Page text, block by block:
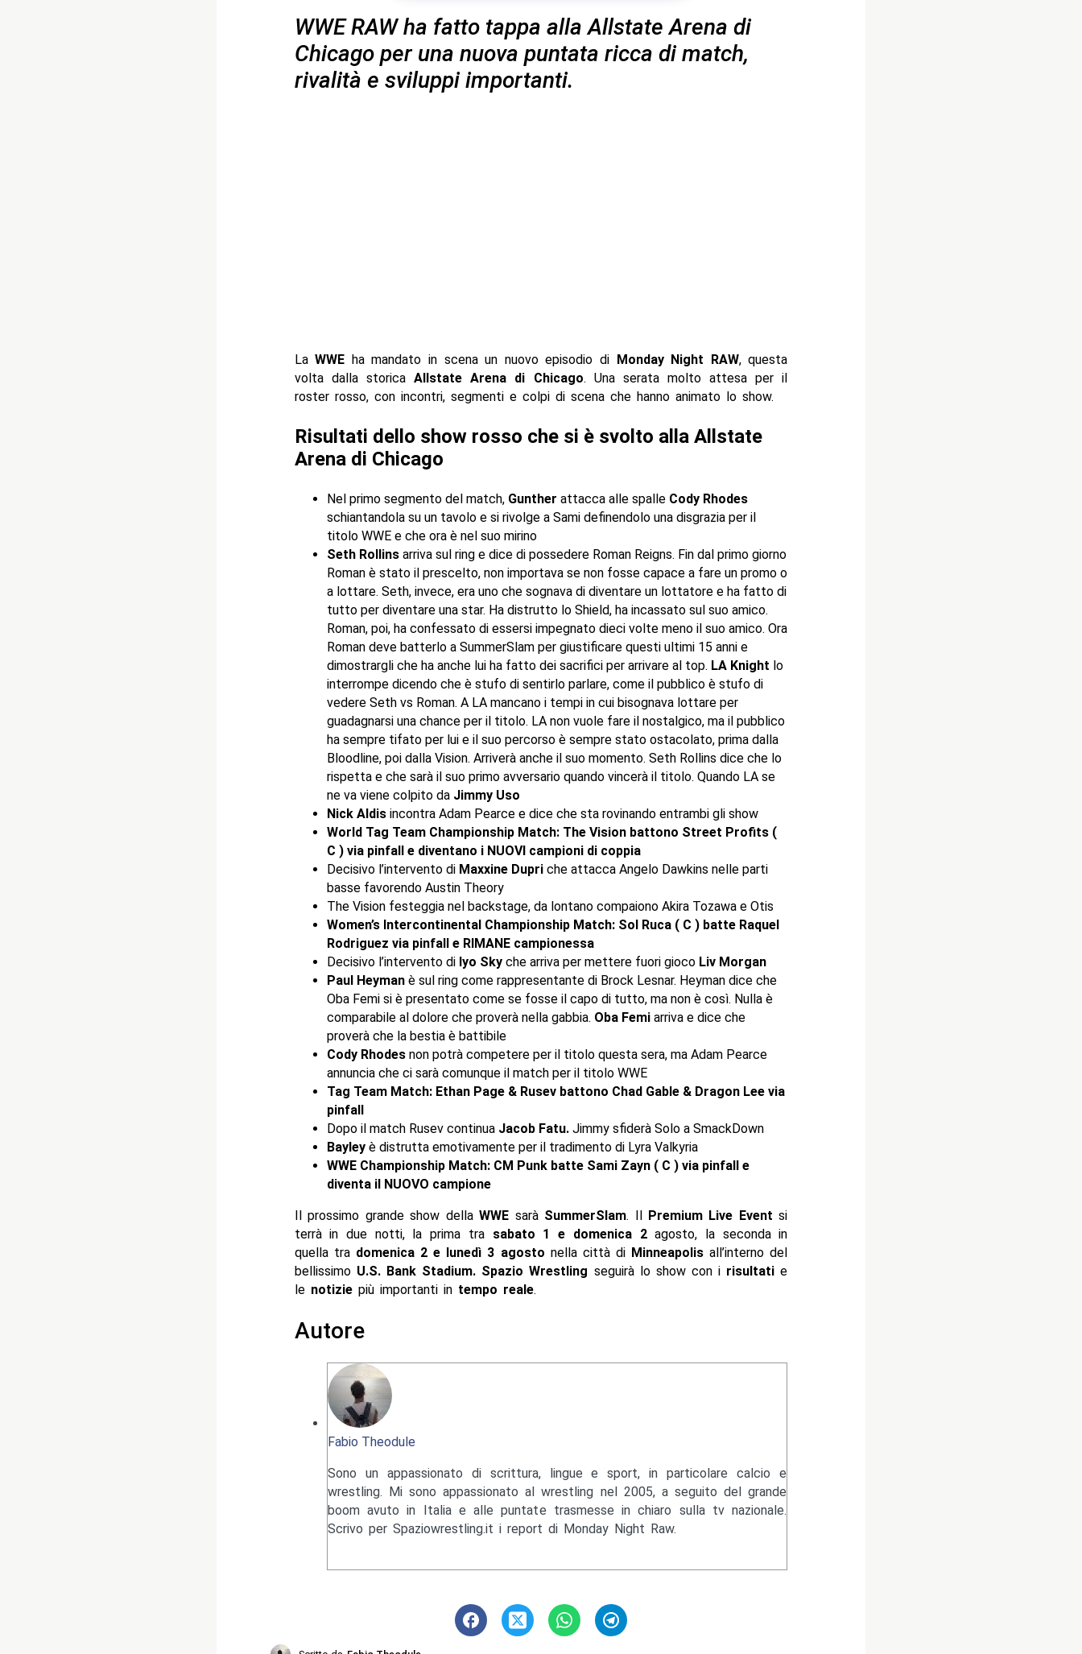
WWE RAW ha fatto tappa alla Allstate Arena di
Chicago per una nuova puntata ricca di match,
rivalità e sviluppi importanti.
LaWWE ha mandato in scena un nuovo episodio di Monday Night RAW, questa
volta dalla storicaAllstate Arena di Chicago. Una serata molto attesa per il
roster rosso, con incontri, segmenti e colpi di scena che hanno animato lo show.
Risultati dello show rosso che si è svolto alla Allstate
Arena di Chicago
Nel primo segmento del match, Gunther attacca alle spalle Cody Rhodes
schiantandola su un tavolo e si rivolge a Sami definendolo una disgrazia per il
titolo WWE e che ora è nel suo mirino
Seth Rollinsarriva sul ring e dice di possedere Roman Reigns. Fin dal primo giorno
Roman è stato il prescelto, non importava se non fosse capace a fare un promo o
a lottare. Seth, invece, era uno che sognava di diventare un lottatore e ha fatto di
tutto per diventare una star. Ha distrutto lo Shield, ha incassato sul suo amico.
Roman, poi, ha confessato di essersi impegnato dieci volte meno il suo amico. Ora
Roman deve batterlo a SummerSlam per giustificare questi ultimi 15 anni e
dimostrargli che ha anche lui ha fatto dei sacrifici per arrivare al top. LA Knight lo
interrompe dicendo che è stufo di sentirlo parlare, come il pubblico è stufo di
vedere Seth vs Roman. A LA mancano i tempi in cui bisognava lottare per
guadagnarsi una chance per il titolo. LA non vuole fare il nostalgico, ma il pubblico
ha sempre tifato per lui e il suo percorso è sempre stato ostacolato, prima dalla
Bloodline, poi dalla Vision. Arriverà anche il suo momento. Seth Rollins dice che lo
rispetta e che sarà il suo primo avversario quando vincerà il titolo. Quando LA se
ne va viene colpito da Jimmy Uso
Nick Aldisincontra Adam Pearce e dice che sta rovinando entrambi gli show
World Tag Team Championship Match: The Vision battono Street Profits (
C ) via pinfall e diventano i NUOVI campioni di coppia
Decisivo l’intervento di Maxxine Dupriche attacca Angelo Dawkins nelle parti
basse favorendo Austin Theory
The Vision festeggia nel backstage, da lontano compaiono Akira Tozawa e Otis
Women’s Intercontinental Championship Match: Sol Ruca ( C ) batte Raquel
Rodriguez via pinfall e RIMANE campionessa
Decisivo l’intervento di Iyo Skyche arriva per mettere fuori gioco Liv Morgan
Paul Heymanè sul ring come rappresentante di Brock Lesnar. Heyman dice che
Oba Femi si è presentato come se fosse il capo di tutto, ma non è così. Nulla è
comparabile al dolore che proverà nella gabbia. Oba Femiarriva e dice che
proverà che la bestia è battibile
Cody Rhodesnon potrà competere per il titolo questa sera, ma Adam Pearce
annuncia che ci sarà comunque il match per il titolo WWE
Tag Team Match: Ethan Page & Rusev battono Chad Gable & Dragon Lee via
pinfall
Dopo il match Rusev continua Jacob Fatu.Jimmy sfiderà Solo a SmackDown
Bayleyè distrutta emotivamente per il tradimento di Lyra Valkyria
WWE Championship Match: CM Punk batte Sami Zayn ( C ) via pinfall e
diventa il NUOVO campione
Il prossimo grande show dellaWWE saràSummerSlam. Il Premium Live Eventsi
terrà in due notti, la prima trasabato 1 e domenica 2agosto, la seconda in
quella tra domenica 2 e lunedì 3 agosto nella città di Minneapolisall’interno del
bellissimoU.S. Bank Stadium. Spazio Wrestling seguirà lo show con i risultati e
le notiziepiù importanti in tempo reale.
Autore
Fabio Theodule
Sono un appassionato di scrittura, lingue e sport, in particolare calcio e
wrestling. Mi sono appassionato al wrestling nel 2005, a seguito del grande
boom avuto in Italia e alle puntate trasmesse in chiaro sulla tv nazionale.
Scrivo per Spaziowrestling.it i report di Monday Night Raw.